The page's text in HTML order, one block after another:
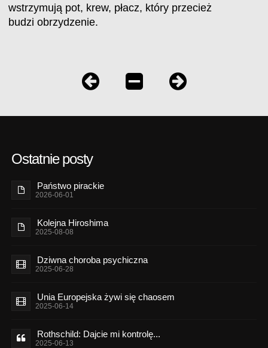
wstrzymują pot, krew, płacz, który przecież
budzi obrzydzenie.
Ostatnie posty
Państwo pirackie
2026-06-01
Kolejna Hiroshima
2025-08-08
Dziwna choroba psychiczna
2025-06-28
Unia Europejska żywi się chaosem
2025-06-14
Rothschild: Dajcie mi kontrolę...
2025-06-13